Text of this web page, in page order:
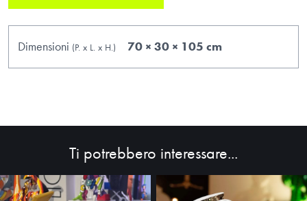
Dimensioni (P. x L. x H.) 70 × 30 × 105 cm
Ti potrebbero interessare...